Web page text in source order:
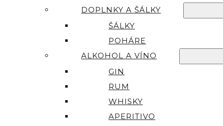
DOPLNKY A ŠÁLKY
ŠÁLKY
POHÁRE
ALKOHOL A VÍNO
GIN
RUM
WHISKY
APERITIVO